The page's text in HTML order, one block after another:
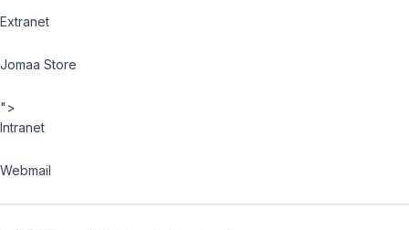
Extranet
Jomaa Store
">
Intranet
Webmail